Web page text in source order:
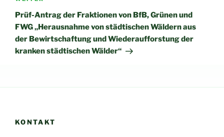
Beitrag
Prüf-Antrag der Fraktionen von BfB, Grünen und
FWG „Herausnahme von städtischen Wäldern aus
der Bewirtschaftung und Wiederaufforstung der
kranken städtischen Wälder“
KONTAKT